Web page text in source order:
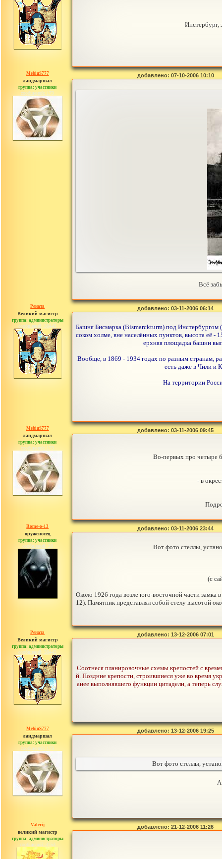
Инстербург,
MebiuS777
ландмаршал
группа: участники
сообщений: 179
добавлено: 07-10-2006 10:10
Всё
Рената
Великий магистр
группа: администраторы
сообщений: 30442
добавлено: 03-11-2006 06:14
Башня Бисмарка (Bismarckturm) под Инстербургом
соком холме, вне населённых пунктов, высота её -
ерхняя площадка башни
Вообще, в 1869 - 1934 годах по разным странам,
есть даже в Чили и
На территории
MebiuS777
ландмаршал
группа: участники
сообщений: 179
добавлено: 03-11-2006 09:45
Во-первых про четыре
- в
Rome-o-13
оруженосец
группа: участники
сообщений: 20
добавлено: 03-11-2006 23:44
Вот фото стеллы,
(с
Около 1926 года возле юго-восточной части
12). Памятник представлял собой стелу высотой
Рената
Великий магистр
группа: администраторы
сообщений: 30442
добавлено: 13-12-2006 07:01
Соотнеся планировочные схемы крепостей с
й. Поздние крепости, строившиеся уже во время
анее выполнявшего функции цитадели, а теперь
MebiuS777
ландмаршал
группа: участники
сообщений: 179
добавлено: 13-12-2006 19:25
Вот фото стеллы,
А
Valerij
великий магистр
группа: администраторы
сообщений: 3753
добавлено: 21-12-2006 11:26